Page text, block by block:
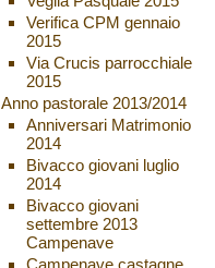
Verifica CPM gennaio
2015
Via Crucis parrocchiale
2015
Anno pastorale 2013/2014
Anniversari Matrimonio
2014
Bivacco giovani luglio
2014
Bivacco giovani
settembre 2013
Campenave
Campenave castagne